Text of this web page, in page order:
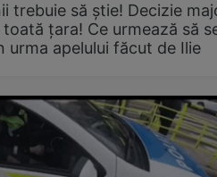
trebuie să știe! Decizie
țara! Ce urmează să
urma apelului făcut de Ilie